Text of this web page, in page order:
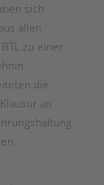
sich
allen
zu einer
die
an